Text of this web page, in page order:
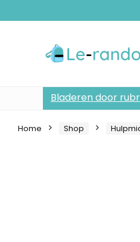
Bladeren door
Home Shop